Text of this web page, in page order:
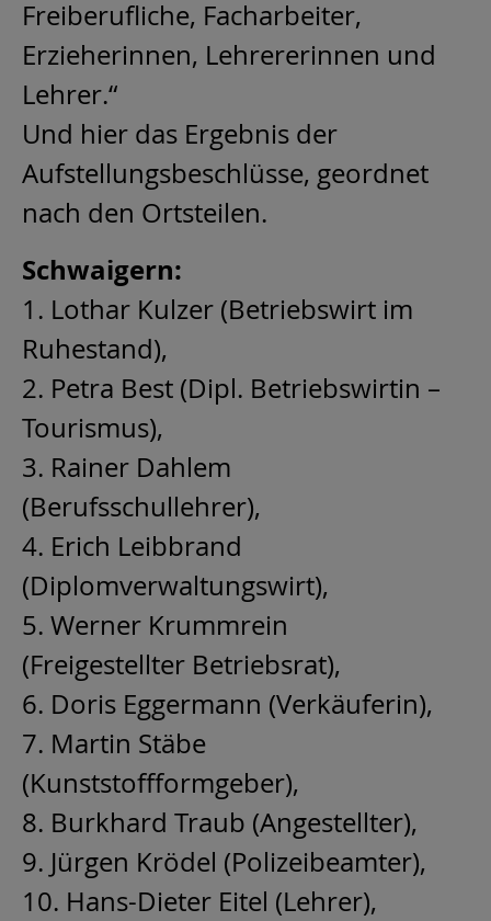
Freiberufliche, Facharbeiter,
Erzieherinnen, Lehrererinnen und
Lehrer.“
Und hier das Ergebnis der
Aufstellungsbeschlüsse, geordnet
nach den Ortsteilen.
Schwaigern:
1. Lothar Kulzer (Betriebswirt im
Ruhestand),
2. Petra Best (Dipl. Betriebswirtin –
Tourismus),
3. Rainer Dahlem
(Berufsschullehrer),
4. Erich Leibbrand
(Diplomverwaltungswirt),
5. Werner Krummrein
(Freigestellter Betriebsrat),
6. Doris Eggermann (Verkäuferin),
7. Martin Stäbe
(Kunststoffformgeber),
8. Burkhard Traub (Angestellter),
9. Jürgen Krödel (Polizeibeamter),
10. Hans-Dieter Eitel (Lehrer),